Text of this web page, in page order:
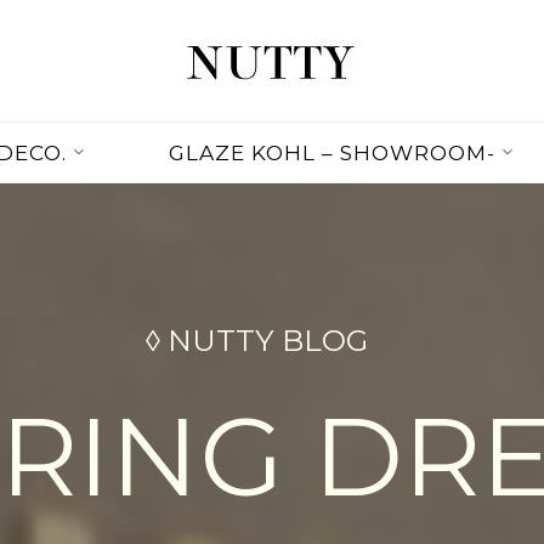
NUTTY
OFFICIAL
GLAZE KOHL – SHOWROOM-
◊ NUTTY BLOG